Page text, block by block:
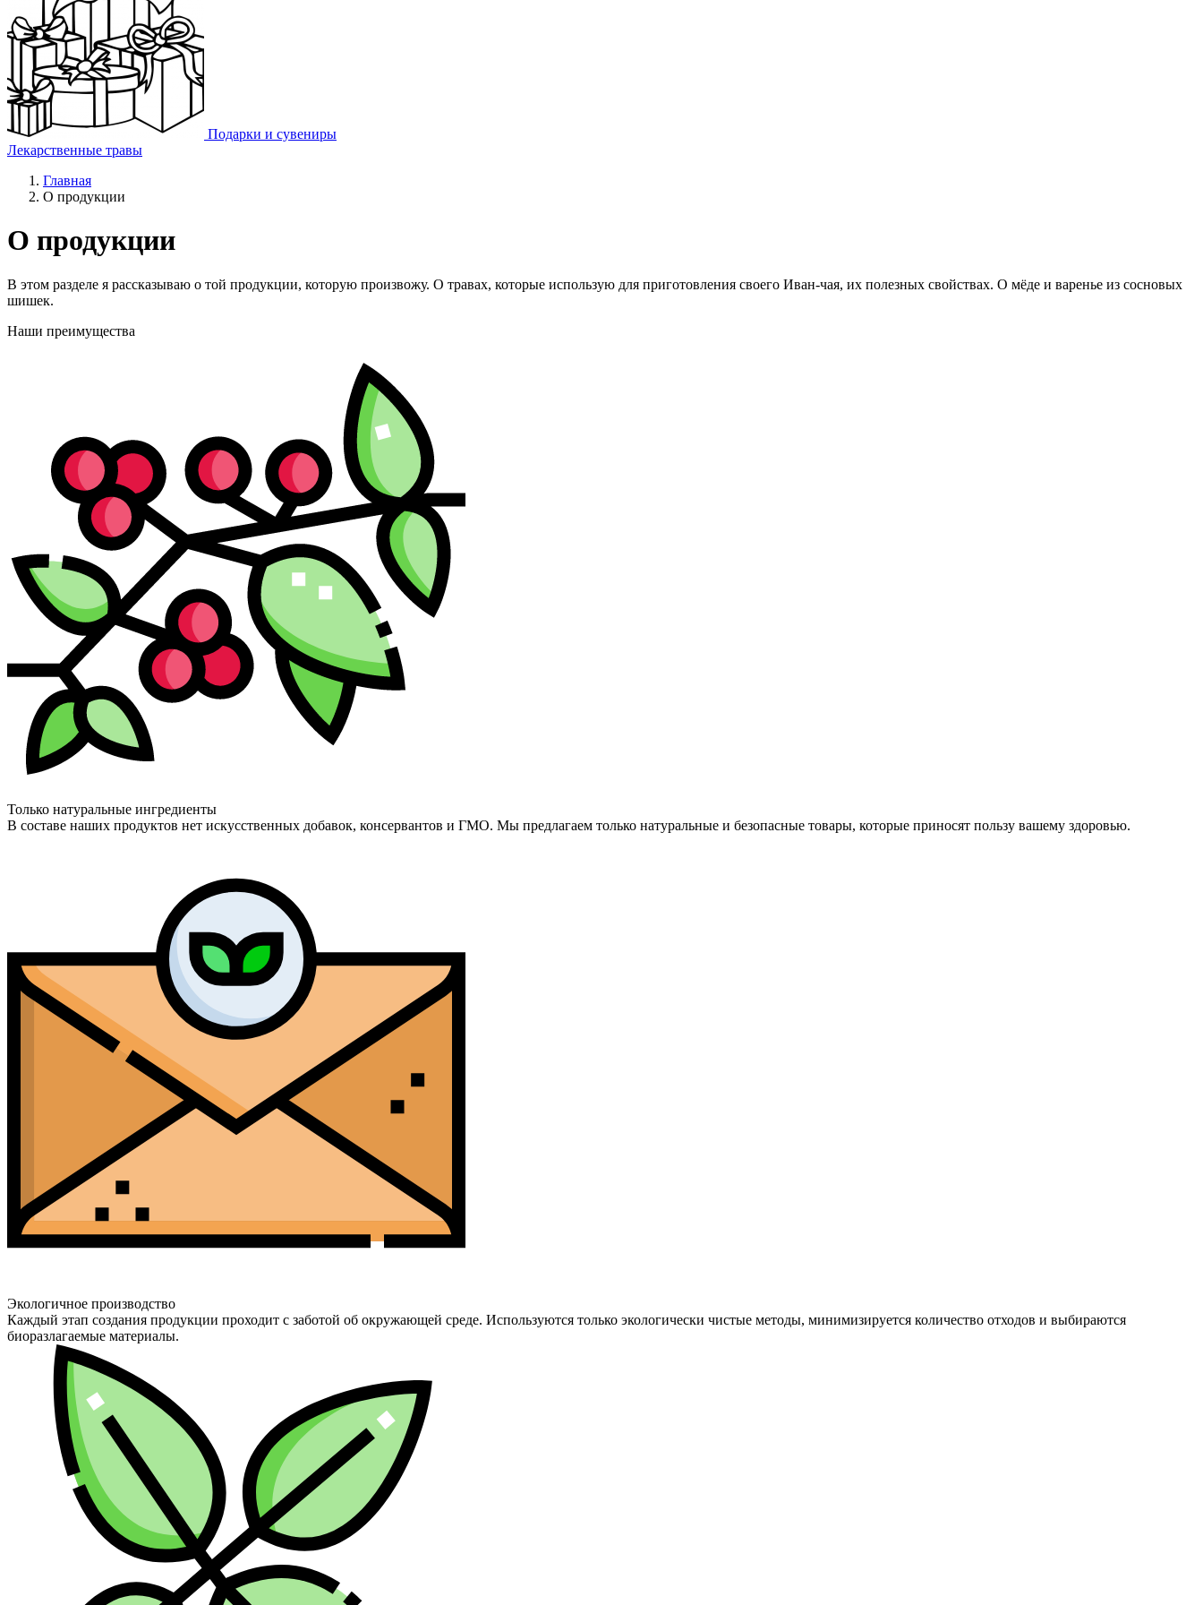
Подарки и сувениры
Лекарственные травы
Главная
О продукции
О продукции
В этом разделе я рассказываю о той продукции, которую произвожу. О травах, которые использую для приготовления своего Иван-чая, их полезных свойствах. О мёде и варенье из сосновых
шишек.
Наши преимущества
Только натуральные ингредиенты
В составе наших продуктов нет искусственных добавок, консервантов и ГМО. Мы предлагаем только натуральные и безопасные товары, которые приносят пользу вашему здоровью.
Экологичное производство
Каждый этап создания продукции проходит с заботой об окружающей среде. Используются только экологически чистые методы, минимизируется количество отходов и выбираются
биоразлагаемые материалы.